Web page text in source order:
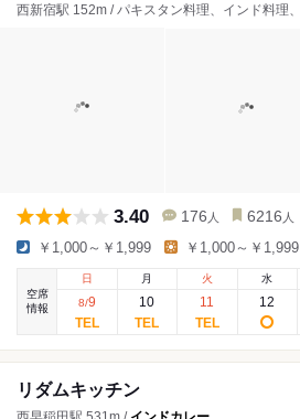
西新宿駅 152m / パキスタン料理、インド料理、
3.40 176 人 6216 人
￥1,000～￥1,999 ￥1,000～￥1,999
空席
情報
日
8/9
月
10
火
11
水
12
リダムキッチン